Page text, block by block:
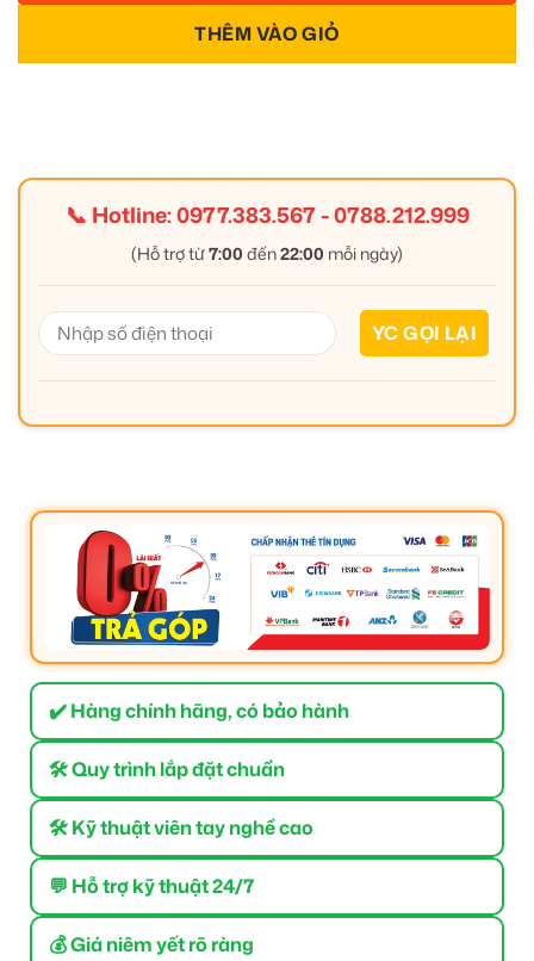
THÊM VÀO GIỎ
📞 Hotline:0977.383.567-0788.212.999
(Hỗ trợ từ7:00 đến22:00 mỗi ngày)
✔️ Hàng chính hãng, có bảo hành
🛠 Quy trình lắp đặt chuẩn
🛠 Kỹ thuật viên tay nghề cao
💬 Hỗ trợ kỹ thuật 24/7
💰 Giá niêm yết rõ ràng